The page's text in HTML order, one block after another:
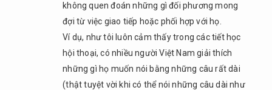
không?
không quen đoán những gì đối phương mong
đợi từ việc giao tiếp hoặc phối hợp với họ.
Ví dụ, như tôi luôn cảm thấy trong các tiết học
hội thoại, có nhiều người Việt Nam giải thích
những gì họ muốn nói bằng những câu rất dài
(thật tuyệt vời khi có thể nói những câu dài như